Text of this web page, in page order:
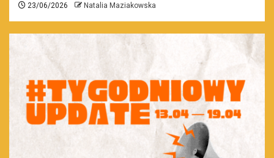
23/06/2026 Natalia Maziakowska